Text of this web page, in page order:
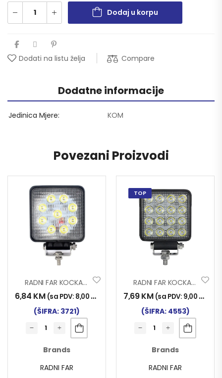
Dodaj u korpu
Dodati na listu želja Compare
Dodatne informacije
Jedinica Mjere KOM
Povezani Proizvodi
RADNI FAR KOCKA 9LED 27W INWELLS
6,84 KM (sa PDV: 8,00 KM
(ŠIFRA: 3721)
Brands
RADNI FAR
TOP
RADNI FAR KOCKA 16LED 48W
7,69KM (sa PDV: 9,00 KM
(ŠIFRA: 4553)
Brands
RADNI FAR